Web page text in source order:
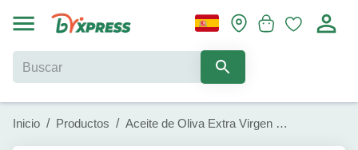
Inicio / Productos / Aceite de Oliva Extra Virgen Continente (750 ml)